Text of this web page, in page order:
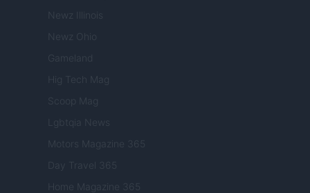
Newz Illinois
Newz Ohio
Gameland
Hig Tech Mag
Scoop Mag
Lgbtqia News
Motors Magazine 365
Day Travel 365
Home Magazine 365